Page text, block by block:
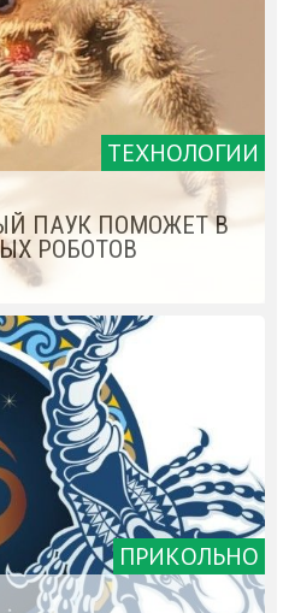
ТЕХНОЛОГИИ
ПАУК ПОМОЖЕТ В
РОБОТОВ
ПРИКОЛЬНО